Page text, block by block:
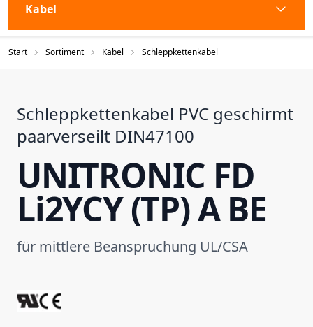
Kabel
Start Sortiment Kabel Schleppkettenkabel
Schleppkettenkabel PVC geschirmt
paarverseilt DIN47100
UNITRONIC FD
Li2YCY (TP) A BE
für mittlere Beanspruchung UL/CSA